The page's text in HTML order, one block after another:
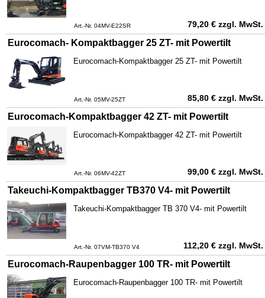
Art.-Nr. 04MV-E22SR 79,20 € zzgl. MwSt.
Eurocomach- Kompaktbagger 25 ZT- mit Powertilt
Eurocomach-Kompaktbagger 25 ZT- mit Powertilt
Art.-Nr. 05MV-25ZT 85,80 € zzgl. MwSt.
Eurocomach-Kompaktbagger 42 ZT- mit Powertilt
Eurocomach-Kompaktbagger 42 ZT- mit Powertilt
Art.-Nr. 06MV-42ZT 99,00 € zzgl. MwSt.
Takeuchi-Kompaktbagger TB370 V4- mit Powertilt
Takeuchi-Kompaktbagger TB 370 V4- mit Powertilt
Art.-Nr. 07VM-TB370 V4 112,20 € zzgl. MwSt.
Eurocomach-Raupenbagger 100 TR- mit Powertilt
Eurocomach-Raupenbagger 100 TR- mit Powertilt